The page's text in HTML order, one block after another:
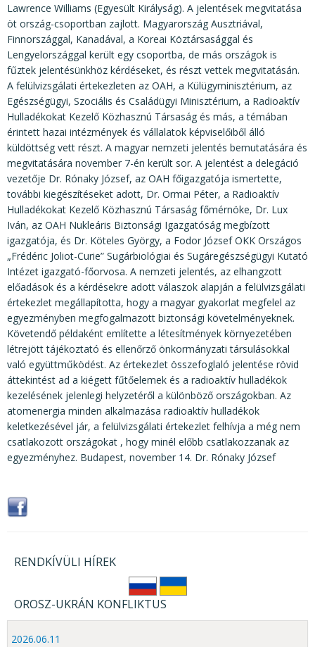
Lawrence Williams (Egyesült Királyság). A jelentések megvitatása
öt ország-csoportban zajlott. Magyarország Ausztriával,
Finnországgal, Kanadával, a Koreai Köztársasággal és
Lengyelországgal került egy csoportba, de más országok is
fűztek jelentésünkhöz kérdéseket, és részt vettek megvitatásán.
A felülvizsgálati értekezleten az OAH, a Külügyminisztérium, az
Egészségügyi, Szociális és Családügyi Minisztérium, a Radioaktív
Hulladékokat Kezelő Közhasznú Társaság és más, a témában
érintett hazai intézmények és vállalatok képviselőiből álló
küldöttség vett részt. A magyar nemzeti jelentés bemutatására és
megvitatására november 7-én került sor. A jelentést a delegáció
vezetője Dr. Rónaky József, az OAH főigazgatója ismertette,
további kiegészítéseket adott, Dr. Ormai Péter, a Radioaktív
Hulladékokat Kezelő Közhasznú Társaság főmérnöke, Dr. Lux
Iván, az OAH Nukleáris Biztonsági Igazgatóság megbízott
igazgatója, és Dr. Köteles György, a Fodor József OKK Országos
„Frédéric Joliot-Curie” Sugárbiológiai és Sugáregészségügyi Kutató
Intézet igazgató-főorvosa. A nemzeti jelentés, az elhangzott
előadások és a kérdésekre adott válaszok alapján a felülvizsgálati
értekezlet megállapította, hogy a magyar gyakorlat megfelel az
egyezményben megfogalmazott biztonsági követelményeknek.
Követendő példaként említette a létesítmények környezetében
létrejött tájékoztató és ellenőrző önkormányzati társulásokkal
való együttműködést. Az értekezlet összefoglaló jelentése rövid
áttekintést ad a kiégett fűtőelemek és a radioaktív hulladékok
kezelésének jelenlegi helyzetéről a különböző országokban. Az
atomenergia minden alkalmazása radioaktív hulladékok
keletkezésével jár, a felülvizsgálati értekezlet felhívja a még nem
csatlakozott országokat , hogy minél előbb csatlakozzanak az
egyezményhez. Budapest, november 14. Dr. Rónaky József
RENDKÍVÜLI HÍREK
OROSZ-UKRÁN KONFLIKTUS
2026.06.11